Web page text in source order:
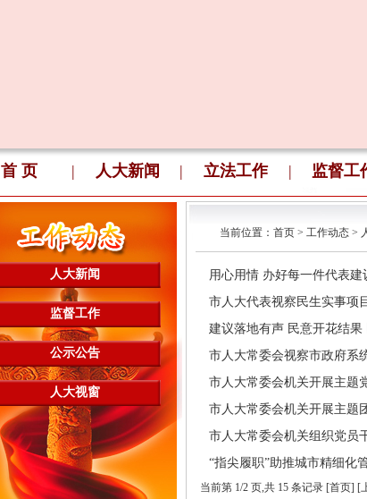
首 页 | 人大新闻 | 立法工作 | 监督工
当前位置： 首页 > 工作动态 >
人大新闻
监督工作
公示公告
人大视窗
用心用情 办好每一件代表建
市人大代表视察民生实事项
建议落地有声 民意开花结果
市人大常委会视察市政府系
市人大常委会机关开展主题
市人大常委会机关开展主题
市人大常委会机关组织党员
“指尖履职”助推城市精细化
当前第 1/2页,共 15 条记录 [首页] [